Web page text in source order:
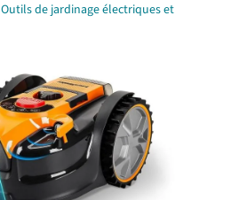
Outils de jardinage électriques et